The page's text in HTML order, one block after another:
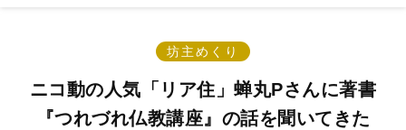
坊主めくり
ニコ動の人気「リア住」蝉丸Pさんに著書
『つれづれ仏教講座』の話を聞いてきた